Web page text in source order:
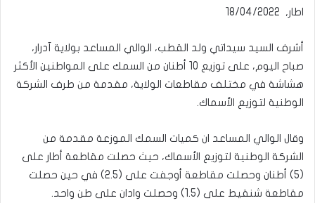
اطار, 18/04/2022
أشرف السيد سيداتي ولد القطب، الوالي المساعد بولاية آدرار،
صباح اليوم، على توزيع 10 أطنان من السمك على المواطنين الأكثر
هشاشة في مختلف مقاطعات الولاية، مقدمة من طرف الشركة
الوطنية لتوزيع الأسماك.
وقال الوالي المساعد ان كميات السمك الموزعة مقدمة من
الشركة الوطنية لتوزيع الأسماك، حيث حصلت مقاطعة أطار على
(5) أطنان وحصلت مقاطعة أوجفت على (2.5) في حين حصلت
مقاطعة شنقيط على (1.5) وحصلت وادان على طن واحد.